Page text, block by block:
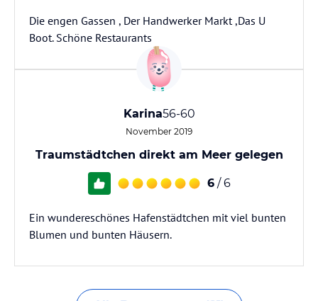
Die engen Gassen , Der Handwerker Markt ,Das U
Boot. Schöne Restaurants
Karina56-60
November 2019
Traumstädtchen direkt am Meer gelegen
6 / 6
Ein wundereschönes Hafenstädtchen mit viel bunten
Blumen und bunten Häusern.